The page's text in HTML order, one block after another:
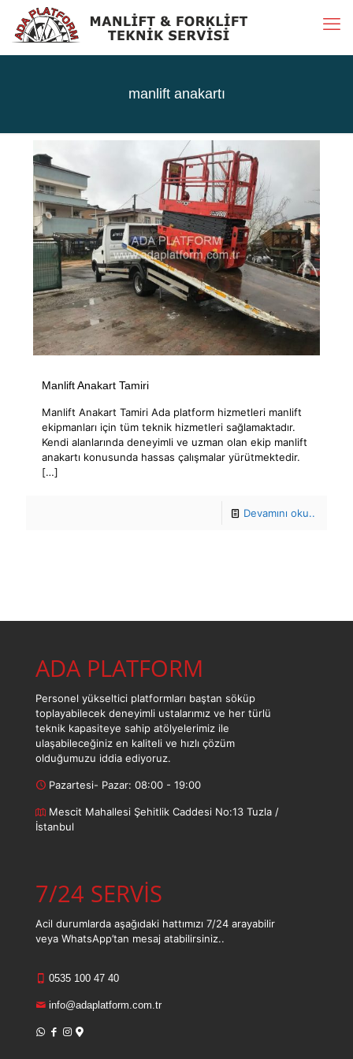
manlift anakartı
Manlift Anakart Tamiri
Manlift Anakart Tamiri Ada platform hizmetleri manlift
ekipmanları için tüm teknik hizmetleri sağlamaktadır.
Kendi alanlarında deneyimli ve uzman olan ekip manlift
anakartı konusunda hassas çalışmalar yürütmektedir.
[…]
Devamını oku..
ADA PLATFORM
Personel yükseltici platformları baştan söküp
toplayabilecek deneyimli ustalarımız ve her türlü
teknik kapasiteye sahip atölyelerimiz ile
ulaşabileceğiniz en kaliteli ve hızlı çözüm
olduğumuzu iddia ediyoruz.
Pazartesi- Pazar: 08:00 - 19:00
Mescit Mahallesi Şehitlik Caddesi No:13 Tuzla /
İstanbul
7/24 SERVİS
Acil durumlarda aşağıdaki hattımızı 7/24 arayabilir
veya WhatsApp’tan mesaj atabilirsiniz..
0535 100 47 40
info@adaplatform.com.tr